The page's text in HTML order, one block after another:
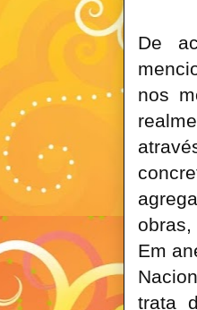
De
nos
obras,
Em
trata